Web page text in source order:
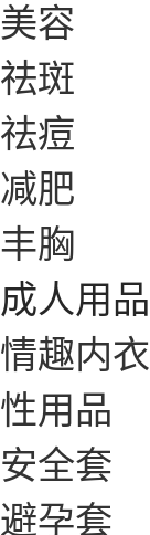
美容
祛斑
祛痘
减肥
丰胸
成人用品
情趣内衣
性用品
安全套
避孕套